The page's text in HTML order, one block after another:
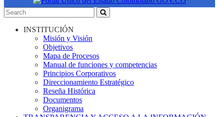
INSTITUCIÓN
Misión y Visión
Objetivos
Mapa de Procesos
Manual de funciones y competencias
Principios Corporativos
Direccionamiento Estratégico
Reseña Histórica
Documentos
Organigrama